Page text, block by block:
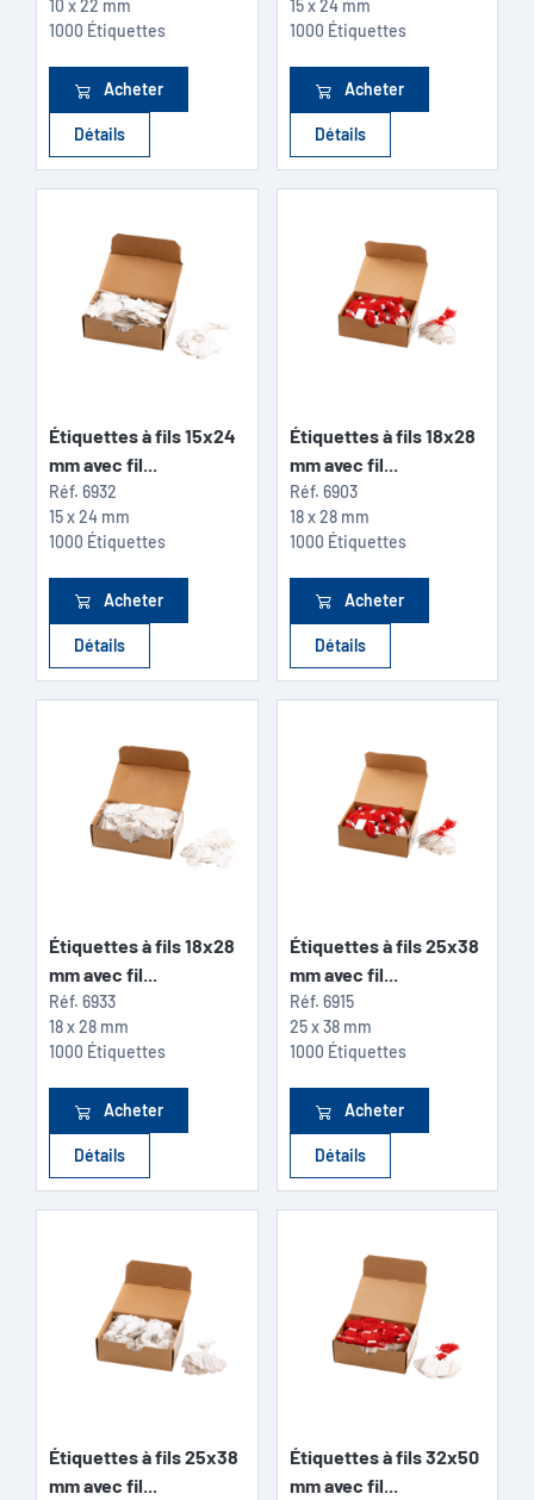
10 x 22 mm
1000 Étiquettes
Acheter
Détails
15 x 24 mm
1000 Étiquettes
Acheter
Détails
Étiquettes à fils 15x24
mm avec fil...
Réf. 6932
15 x 24 mm
1000 Étiquettes
Acheter
Détails
Étiquettes à fils 18x28
mm avec fil...
Réf. 6903
18 x 28 mm
1000 Étiquettes
Acheter
Détails
Étiquettes à fils 18x28
mm avec fil...
Réf. 6933
18 x 28 mm
1000 Étiquettes
Acheter
Détails
Étiquettes à fils 25x38
mm avec fil...
Réf. 6915
25 x 38 mm
1000 Étiquettes
Acheter
Détails
Étiquettes à fils 25x38
mm avec fil...
Étiquettes à fils 32x50
mm avec fil...